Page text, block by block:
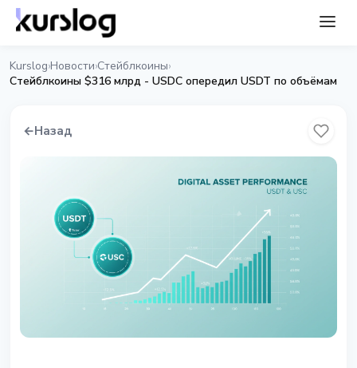
Kurslog›Новости›Стейблкоины›
Стейблкоины $316 млрд - USDC опередил USDT по объёмам
←Назад